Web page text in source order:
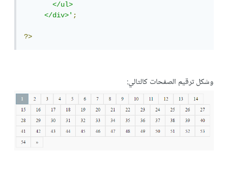
       </ul>
     </div>'
;
?>
وشكل ترقيم الصفحات كالتالي: